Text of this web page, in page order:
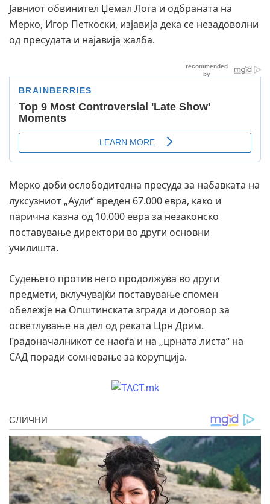
Јавниот обвинител Џемал Лога и одбраната на
Мерко, Игор Петкоски, изјавија дека се незадоволни
од пресудата и најавија жалба.
Мерко доби ослободителна пресуда за набавката на
луксузниот „Ауди“ вреден 67.000 евра, како и
парична казна од 10.000 евра за незаконско
поставување директори во други основни
училишта.
Судењето против него продолжува во други
предмети, вклучувајќи поставување спомен
обележје на Општинската зграда и договор за
осветлување на дел од реката Црн Дрим.
Градоначалникот се наоѓа и на „црната листа“ на
САД поради сомневање за корупција.